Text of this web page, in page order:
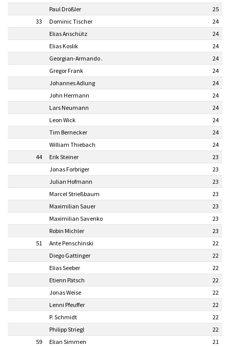
Paul Drößler
25
33
Dominic Tischer
24
Elias Anschütz
24
Elias Koslik
24
Georgian-Armando .
24
Gregor Frank
24
Johannes Adlung
24
John Hermann
24
Lars Neumann
24
Leon Wick
24
Tim Bernecker
24
William Thiebach
24
44
Erik Steiner
23
Jonas Forbriger
23
Julian Hofmann
23
Marcel Strießbaum
23
Maximilian Sauer
23
Maximilian Savenko
23
Robin Michler
23
51
Ante Penschinski
22
Diego Gattinger
22
Elias Seeber
22
Etienn Pätsch
22
Jonas Weise
22
Lenni Pfeuffer
22
P. Schmidt
22
Philipp Striegl
22
59
Elian Simmen
21